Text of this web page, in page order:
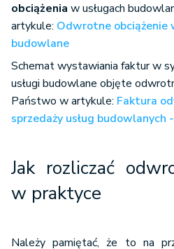
obciążenia w usługach
artykule: Odwrotne obciążenie
budowlane
Schemat wystawiania faktur w
usługi budowlane objęte
Państwo w artykule: Faktura
sprzedaży usług budowlanych
Jak rozliczać
w praktyce
Należy pamiętać, że to na